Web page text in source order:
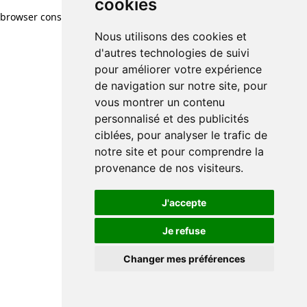
cookies
Nous utilisons des cookies et
d'autres technologies de suivi
pour améliorer votre expérience
de navigation sur notre site, pour
vous montrer un contenu
personnalisé et des publicités
ciblées, pour analyser le trafic de
notre site et pour comprendre la
provenance de nos visiteurs.
J'accepte
Je refuse
Changer mes préférences
browser console for more information)